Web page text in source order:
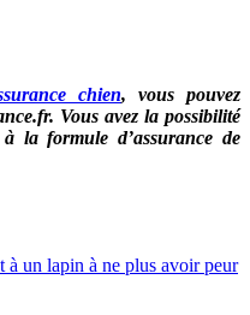
chien, vous pouvez
Vous avez la possibilité
la formule d’assurance de
à un lapin à ne plus avoir peur